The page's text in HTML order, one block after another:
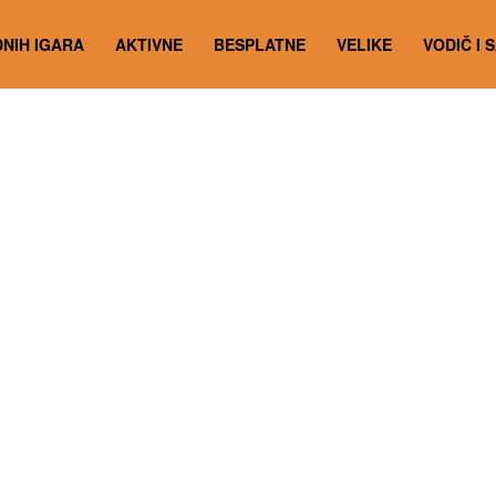
IGARA AKTIVNE BESPLATNE VELIKE VODIČ I